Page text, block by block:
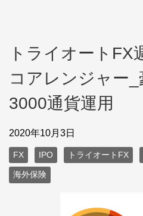
トライオートFX
コアレンジャー
3000通貨運用
2020年10月3日
FX IPO トライオートFX
海外保険